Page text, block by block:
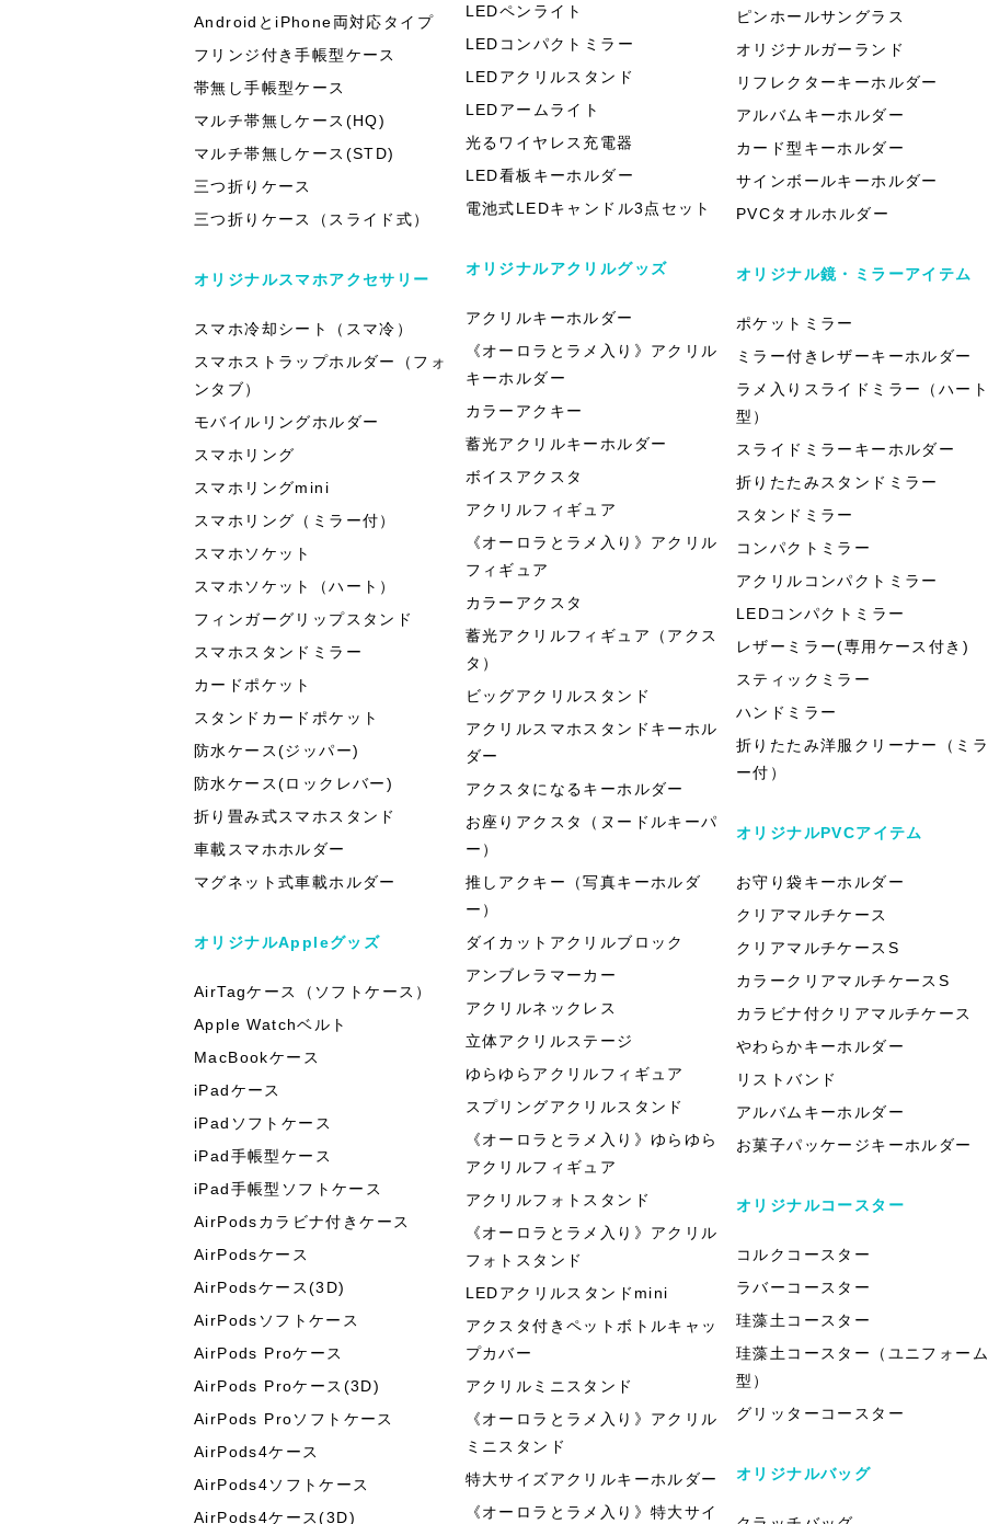
AndroidとiPhone両対応タイプ
フリンジ付き手帳型ケース
帯無し手帳型ケース
マルチ帯無しケース(HQ)
マルチ帯無しケース(STD)
三つ折りケース
三つ折りケース（スライド式）
オリジナルスマホアクセサリー
スマホ冷却シート（スマ冷）
スマホストラップホルダー（フォ
ンタブ）
モバイルリングホルダー
スマホリング
スマホリングmini
スマホリング（ミラー付）
スマホソケット
スマホソケット（ハート）
フィンガーグリップスタンド
スマホスタンドミラー
カードポケット
スタンドカードポケット
防水ケース(ジッパー)
防水ケース(ロックレバー)
折り畳み式スマホスタンド
車載スマホホルダー
マグネット式車載ホルダー
オリジナルAppleグッズ
AirTagケース（ソフトケース）
Apple Watchベルト
MacBookケース
iPadケース
iPadソフトケース
iPad手帳型ケース
iPad手帳型ソフトケース
AirPodsカラビナ付きケース
AirPodsケース
AirPodsケース(3D)
AirPodsソフトケース
AirPods Proケース
AirPods Proケース(3D)
AirPods Proソフトケース
AirPods4ケース
AirPods4ソフトケース
AirPods4ケース(3D)
LEDペンライト
LEDコンパクトミラー
LEDアクリルスタンド
LEDアームライト
光るワイヤレス充電器
LED看板キーホルダー
電池式LEDキャンドル3点セット
オリジナルアクリルグッズ
アクリルキーホルダー
《オーロラとラメ入り》アクリル
キーホルダー
カラーアクキー
蓄光アクリルキーホルダー
ボイスアクスタ
アクリルフィギュア
《オーロラとラメ入り》アクリル
フィギュア
カラーアクスタ
蓄光アクリルフィギュア（アクス
タ）
ビッグアクリルスタンド
アクリルスマホスタンドキーホル
ダー
アクスタになるキーホルダー
お座りアクスタ（ヌードルキーパ
ー）
推しアクキー（写真キーホルダ
ー）
ダイカットアクリルブロック
アンブレラマーカー
アクリルネックレス
立体アクリルステージ
ゆらゆらアクリルフィギュア
スプリングアクリルスタンド
《オーロラとラメ入り》ゆらゆら
アクリルフィギュア
アクリルフォトスタンド
《オーロラとラメ入り》アクリル
フォトスタンド
LEDアクリルスタンドmini
アクスタ付きペットボトルキャッ
プカバー
アクリルミニスタンド
《オーロラとラメ入り》アクリル
ミニスタンド
特大サイズアクリルキーホルダー
《オーロラとラメ入り》特大サイ
ピンホールサングラス
オリジナルガーランド
リフレクターキーホルダー
アルバムキーホルダー
カード型キーホルダー
サインボールキーホルダー
PVCタオルホルダー
オリジナル鏡・ミラーアイテム
ポケットミラー
ミラー付きレザーキーホルダー
ラメ入りスライドミラー（ハート
型）
スライドミラーキーホルダー
折りたたみスタンドミラー
スタンドミラー
コンパクトミラー
アクリルコンパクトミラー
LEDコンパクトミラー
レザーミラー(専用ケース付き)
スティックミラー
ハンドミラー
折りたたみ洋服クリーナー（ミラ
ー付）
オリジナルPVCアイテム
お守り袋キーホルダー
クリアマルチケース
クリアマルチケースS
カラークリアマルチケースS
カラビナ付クリアマルチケース
やわらかキーホルダー
リストバンド
アルバムキーホルダー
お菓子パッケージキーホルダー
オリジナルコースター
コルクコースター
ラバーコースター
珪藻土コースター
珪藻土コースター（ユニフォーム
型）
グリッターコースター
オリジナルバッグ